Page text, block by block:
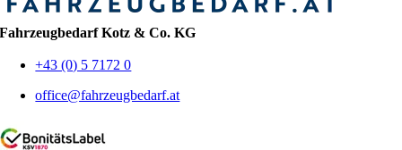
Fahrzeugbedarf Kotz & Co. KG
+43 (0) 5 7172 0
office@fahrzeugbedarf.at